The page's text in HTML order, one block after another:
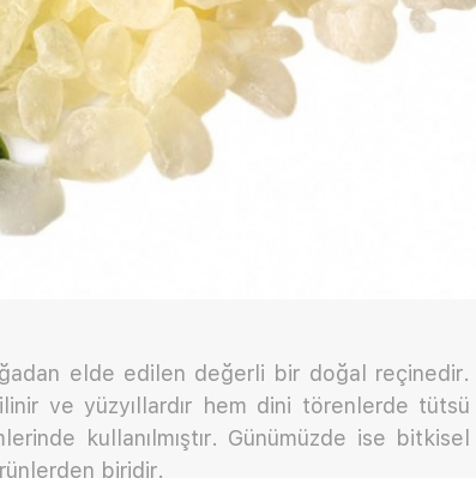
elde edilen değerli bir doğal reçinedir.
ve yüzyıllardır hem dini törenlerde tütsü
kullanılmıştır. Günümüzde ise bitkisel
biridir.